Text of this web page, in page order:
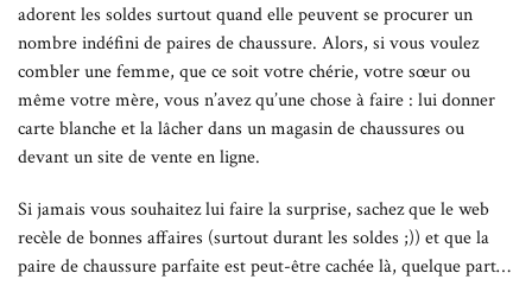
adorent les soldes surtout quand elle peuvent se procurer un
nombre indéfini de paires de chaussure. Alors, si vous voulez
combler une femme, que ce soit votre chérie, votre sœur ou
même votre mère, vous n’avez qu’une chose à faire : lui donner
carte blanche et la lâcher dans un magasin de chaussures ou
devant un site de vente en ligne.
Si jamais vous souhaitez lui faire la surprise, sachez que le web
recèle de bonnes affaires (surtout durant les soldes ;)) et que la
paire de chaussure parfaite est peut-être cachée là, quelque part…